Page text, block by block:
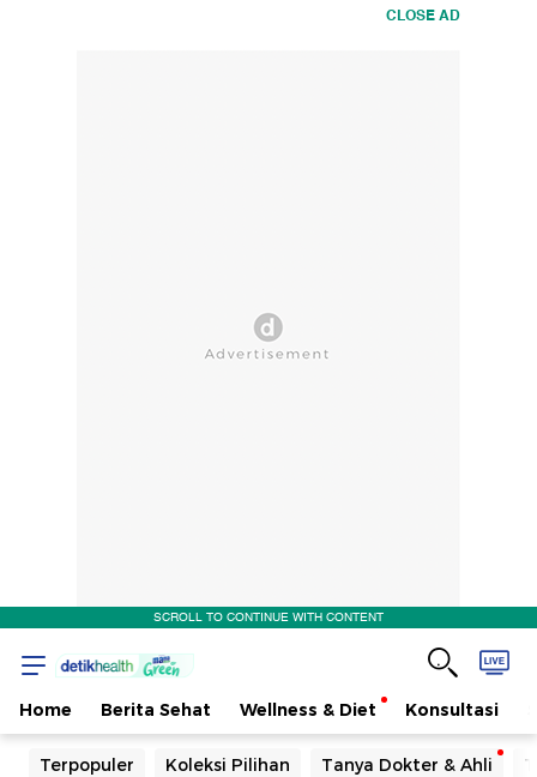
CLOSE AD
SCROLL TO CONTINUE WITH CONTENT
Home Berita Sehat Wellness & Diet Konsultasi
Terpopuler Koleksi Pilihan Tanya Dokter & Ahli